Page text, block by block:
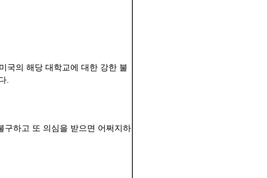
국의 해당 대학교에 대한 강한 불
.
구하고 또 의심을 받으면 어쩌지하